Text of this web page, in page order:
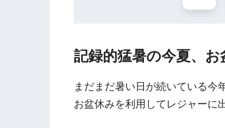
記録的猛暑の今夏、
まだまだ暑い日が続いている今
お盆休みを利用してレジャーに